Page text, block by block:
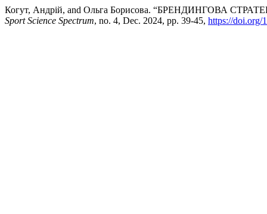
Когут, Андрій, and Ольга Борисова. “БРЕНДИНГОВА
Sport Science Spectrum, no. 4, Dec. 2024, pp. 39-45, https://doi.org/